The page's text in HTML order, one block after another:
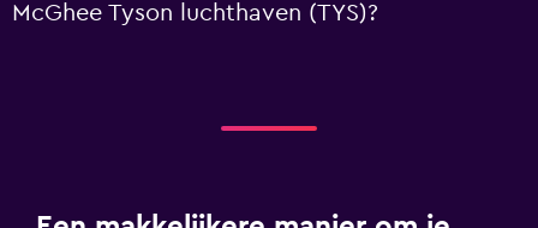
McGhee Tyson luchthaven (TYS)?